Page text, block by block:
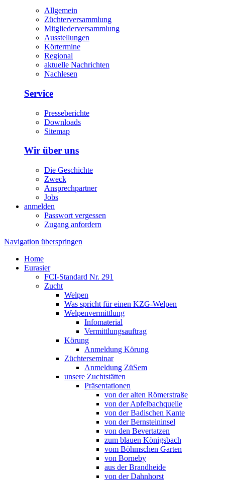
Allgemein
Züchterversammlung
Mitgliederversammlung
Ausstellungen
Körtermine
Regional
aktuelle Nachrichten
Nachlesen
Service
Presseberichte
Downloads
Sitemap
Wir über uns
Die Geschichte
Zweck
Ansprechpartner
Jobs
anmelden
Passwort vergessen
Zugang anfordern
Navigation überspringen
Home
Eurasier
FCI-Standard Nr. 291
Zucht
Welpen
Was spricht für einen KZG-Welpen
Welpenvermittlung
Infomaterial
Vermittlungsauftrag
Körung
Anmeldung Körung
Züchterseminar
Anmeldung ZüSem
unsere Zuchtstätten
Präsentationen
von der alten Römerstraße
von der Apfelbachquelle
von der Badischen Kante
von der Bernsteininsel
von den Bevertatzen
zum blauen Königsbach
vom Böhmschen Garten
von Borneby
aus der Brandheide
von der Dahnhorst